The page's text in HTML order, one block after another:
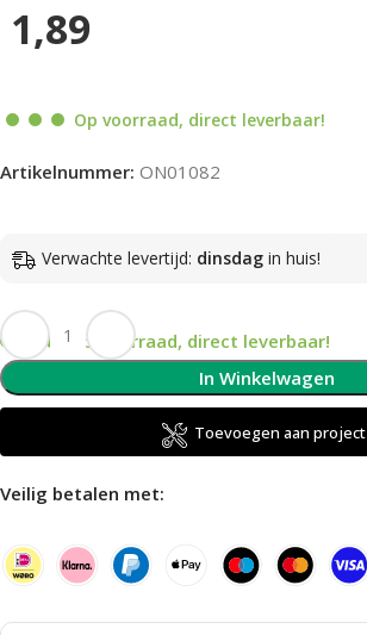
1,89
Op voorraad, direct leverbaar!
Artikelnummer: ON01082
Verwachte levertijd: dinsdag in huis!
Op voorraad, direct leverbaar!
In Winkelwagen
Toevoegen aan project
Veilig betalen met: